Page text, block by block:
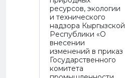
ресурсов, экологии
и технического
надзора Кыргызской
Республики «О
внесении
изменений в приказ
Государственного
комитета